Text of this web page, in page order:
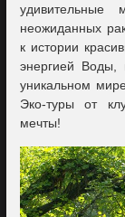
неожиданных
к истории
энергией Воды,
уникальном
Эко-туры от
мечты!